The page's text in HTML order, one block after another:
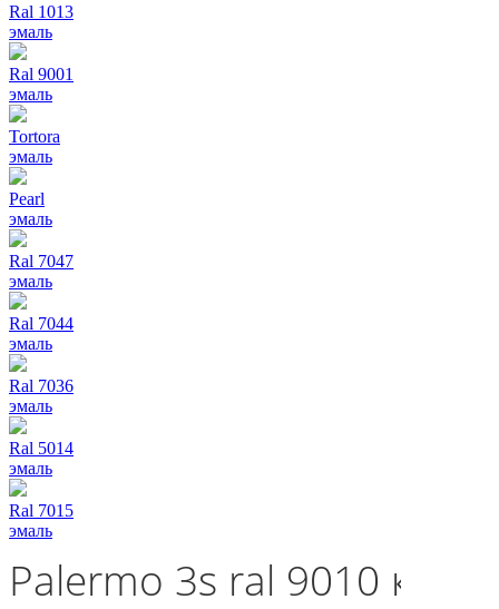
Ral 1013
эмаль
Ral 9001
эмаль
Tortora
эмаль
Pearl
эмаль
Ral 7047
эмаль
Ral 7044
эмаль
Ral 7036
эмаль
Ral 5014
эмаль
Ral 7015
эмаль
Palermo 3s ral 9010